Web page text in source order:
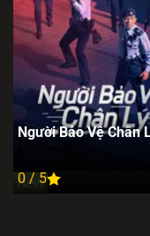
New
Người Bảo Vệ Chân
0 / 5